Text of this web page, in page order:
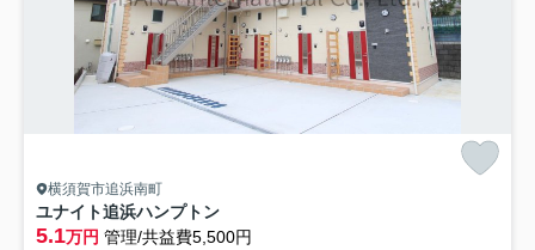
横須賀市追浜南町
ユナイト追浜ハンプトン
5.1万円 管理/共益費5,500円